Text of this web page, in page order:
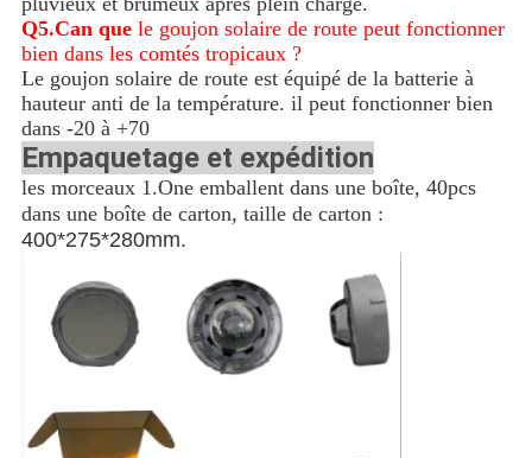
Q5.Can quele goujon solaire de route peut fonctionner
bien dans les comtés tropicaux ?
Le goujon solaire de route est équipé de la batterie à
hauteur anti de la température. il peut fonctionner bien
dans -20 à +70
Empaquetage et expédition
les morceaux 1.One emballent dans une boîte, 40pcs
dans une boîte de carton, taille de carton :
400*275*280mm.